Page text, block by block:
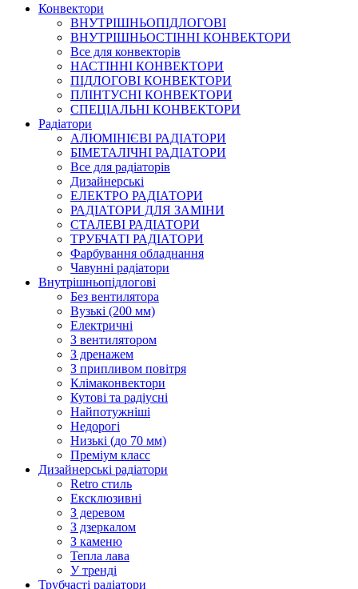
Конвектори
ВНУТРІШНЬОПІДЛОГОВІ
ВНУТРІШНЬОСТІННІ КОНВЕКТОРИ
Все для конвекторів
НАСТІННІ КОНВЕКТОРИ
ПІДЛОГОВІ КОНВЕКТОРИ
ПЛІНТУСНІ КОНВЕКТОРИ
СПЕЦІАЛЬНІ КОНВЕКТОРИ
Радіатори
АЛЮМІНІЄВІ РАДІАТОРИ
БІМЕТАЛІЧНІ РАДІАТОРИ
Все для радіаторів
Дизайнерські
ЕЛЕКТРО РАДІАТОРИ
РАДІАТОРИ ДЛЯ ЗАМІНИ
СТАЛЕВІ РАДІАТОРИ
ТРУБЧАТІ РАДІАТОРИ
Фарбування обладнання
Чавунні радіатори
Внутрішньопідлогові
Без вентилятора
Вузькі (200 мм)
Електричні
З вентилятором
З дренажем
З припливом повітря
Клімаконвектори
Кутові та радіусні
Найпотужніші
Недорогі
Низькі (до 70 мм)
Преміум класс
Дизайнерські радіатори
Retro стиль
Ексклюзивні
З деревом
З дзеркалом
З каменю
Тепла лава
У тренді
Трубчасті радіатори